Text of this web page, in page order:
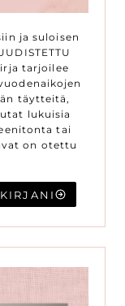
ja suloisen
tarjoilee
täytteitä,
lukuisia
tai
on otettu